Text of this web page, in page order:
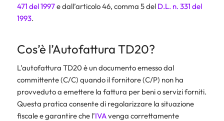
471 del 1997e dall’articolo 46, comma 5 del D.L. n. 331 del
1993.
Cos’è l’Autofattura TD20?
L’autofattura TD20 è un documento emesso dal
committente (C/C) quando il fornitore (C/P) non ha
provveduto a emettere la fattura per beni o servizi forniti.
Questa pratica consente di regolarizzare la situazione
fiscale e garantire che l’IVAvenga correttamente